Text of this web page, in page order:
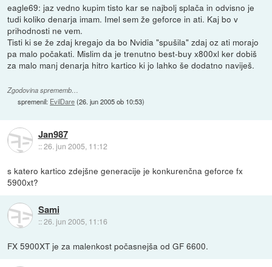
eagle69: jaz vedno kupim tisto kar se najbolj splača in odvisno je
tudi koliko denarja imam. Imel sem že geforce in ati. Kaj bo v
prihodnosti ne vem.
Tisti ki se že zdaj kregajo da bo Nvidia "spušila" zdaj oz ati morajo
pa malo počakati. Mislim da je trenutno best-buy x800xl ker dobiš
za malo manj denarja hitro kartico ki jo lahko še dodatno naviješ.
Zgodovina sprememb…
spremenil: EvilDare(26. jun 2005 ob 10:53)
Jan987
::26. jun 2005, 11:12
s katero kartico zdejšne generacije je konkurenčna geforce fx
5900xt?
Sami
::26. jun 2005, 11:16
FX 5900XT je za malenkost počasnejša od GF 6600.